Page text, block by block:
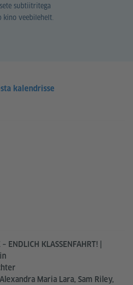
subtiitritega
kino veebilehelt.
ENDLICH KLASSENFAHRT! |
Maria Lara, Sam Riley,
kalendrisse